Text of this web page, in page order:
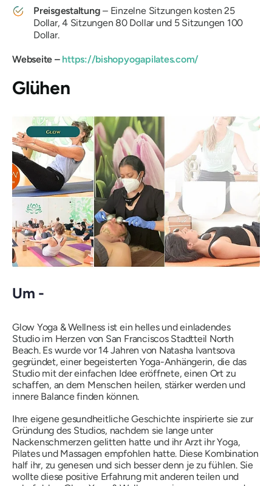
Preisgestaltung – Einzelne Sitzungen kosten 25
Dollar, 4 Sitzungen 80 Dollar und 5 Sitzungen 100
Dollar.
Webseite –https://bishopyogapilates.com/
Glühen
Um -
Glow Yoga & Wellness ist ein helles und einladendes
Studio im Herzen von San Franciscos Stadtteil North
Beach. Es wurde vor 14 Jahren von Natasha Ivantsova
gegründet, einer begeisterten Yoga-Anhängerin, die das
Studio mit der einfachen Idee eröffnete, einen Ort zu
schaffen, an dem Menschen heilen, stärker werden und
innere Balance finden können.
Ihre eigene gesundheitliche Geschichte inspirierte sie zur
Gründung des Studios, nachdem sie lange unter
Nackenschmerzen gelitten hatte und ihr Arzt ihr Yoga,
Pilates und Massagen empfohlen hatte. Diese Kombination
half ihr, zu genesen und sich besser denn je zu fühlen. Sie
wollte diese positive Erfahrung mit anderen teilen und